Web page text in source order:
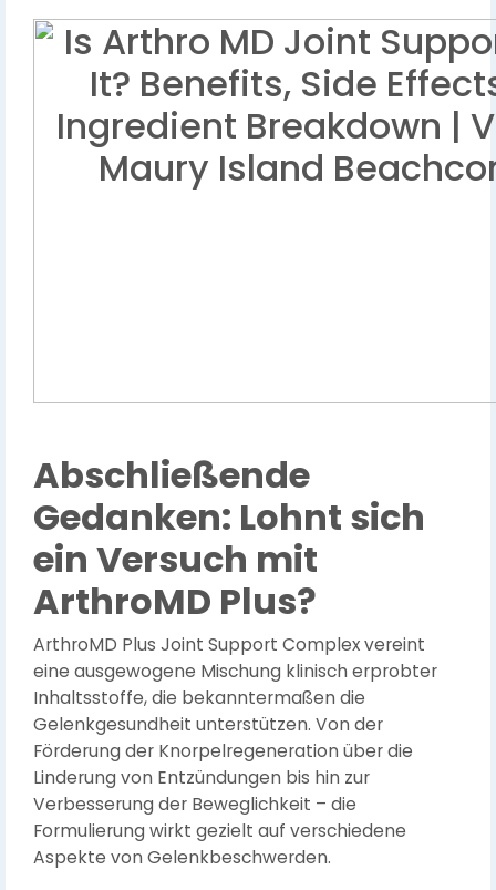
Abschließende
Gedanken: Lohnt sich
ein Versuch mit
ArthroMD Plus?
ArthroMD Plus Joint Support Complex vereint
eine ausgewogene Mischung klinisch erprobter
Inhaltsstoffe, die bekanntermaßen die
Gelenkgesundheit unterstützen. Von der
Förderung der Knorpelregeneration über die
Linderung von Entzündungen bis hin zur
Verbesserung der Beweglichkeit – die
Formulierung wirkt gezielt auf verschiedene
Aspekte von Gelenkbeschwerden.